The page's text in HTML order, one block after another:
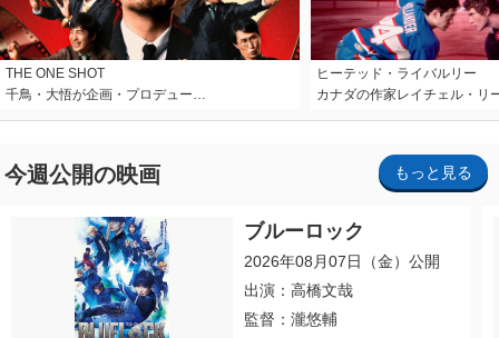
THE ONE SHOT
千鳥・大悟が企画・プロデュー…
ヒーテッド・ライバルリー
カナダの作家レイチェル・リ
今週公開の映画 もっと見る
ブルーロック
2026年08月07日（金）公開
出演：高橋文哉
監督：瀧悠輔